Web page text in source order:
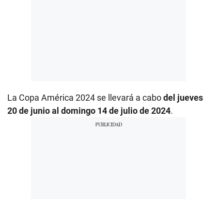
La Copa América 2024 se llevará a cabodel jueves
20 de junio al domingo 14 de julio de 2024.